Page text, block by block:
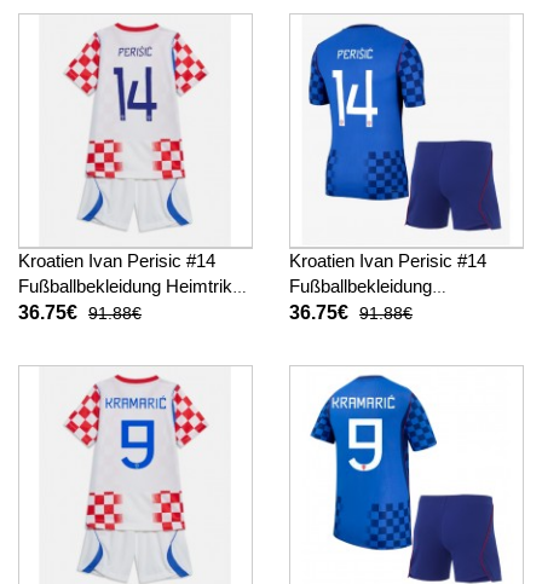
hosen)
Kroatien Ivan Perisic #14
Fußballbekleidung Heimtrikot
Kinder WM 2026 Kurzarm (+
36.75€ 91.88€
Kroatien Ivan Perisic #14
Fußballbekleidung
Auswärtstrikot Kinder WM
hosen)
36.75€ 91.88€